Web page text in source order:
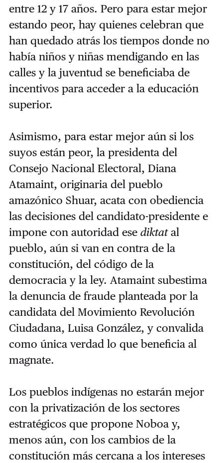
entre 12 y 17 años. Pero para estar mejor
estando peor, hay quienes celebran que
han quedado atrás los tiempos donde no
había niños y niñas mendigando en las
calles y la juventud se beneficiaba de
incentivos para acceder a la educación
superior.
Asimismo, para estar mejor aún si los
suyos están peor, la presidenta del
Consejo Nacional Electoral, Diana
Atamaint, originaria del pueblo
amazónico Shuar, acata con obediencia
las decisiones del candidato-presidente e
impone con autoridad ese diktatal
pueblo, aún si van en contra de la
constitución, del código de la
democracia y la ley. Atamaint subestima
la denuncia de fraude planteada por la
candidata del Movimiento Revolución
Ciudadana, Luisa González, y convalida
como única verdad lo que beneficia al
magnate.
Los pueblos indígenas no estarán mejor
con la privatización de los sectores
estratégicos que propone Noboa y,
menos aún, con los cambios de la
constitución más cercana a los intereses